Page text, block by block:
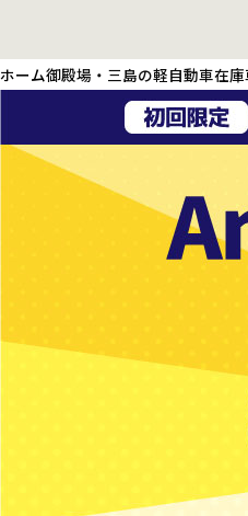
ホーム御殿場・三島の軽自動車在